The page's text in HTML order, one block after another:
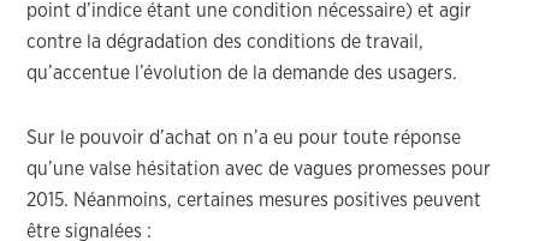
point d’indice étant une condition nécessaire) et agir
contre la dégradation des conditions de travail,
qu’accentue l’évolution de la demande des usagers.
Sur le pouvoir d’achat on n’a eu pour toute réponse
qu’une valse hésitation avec de vagues promesses pour
2015. Néanmoins, certaines mesures positives peuvent
être signalées :